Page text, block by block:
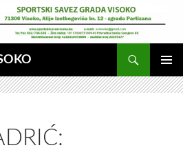
GLAVNI
MENI